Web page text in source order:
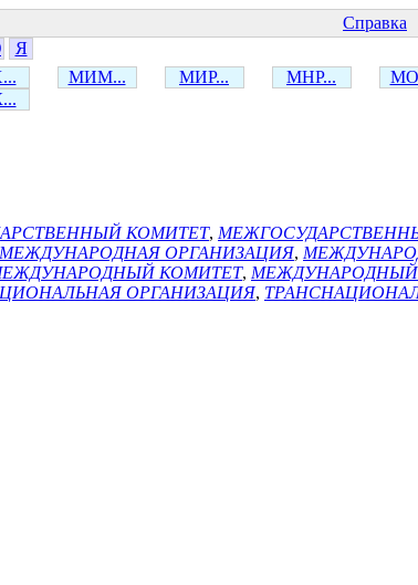
Справка
Я
МИМ... МИР... МНР...
КОМИТЕТ,
МЕЖДУНАРОДНАЯ ОРГАНИЗАЦИЯ,
КОМИТЕТ, МЕЖДУНАРОДНЫЙ
ОРГАНИЗАЦИЯ,